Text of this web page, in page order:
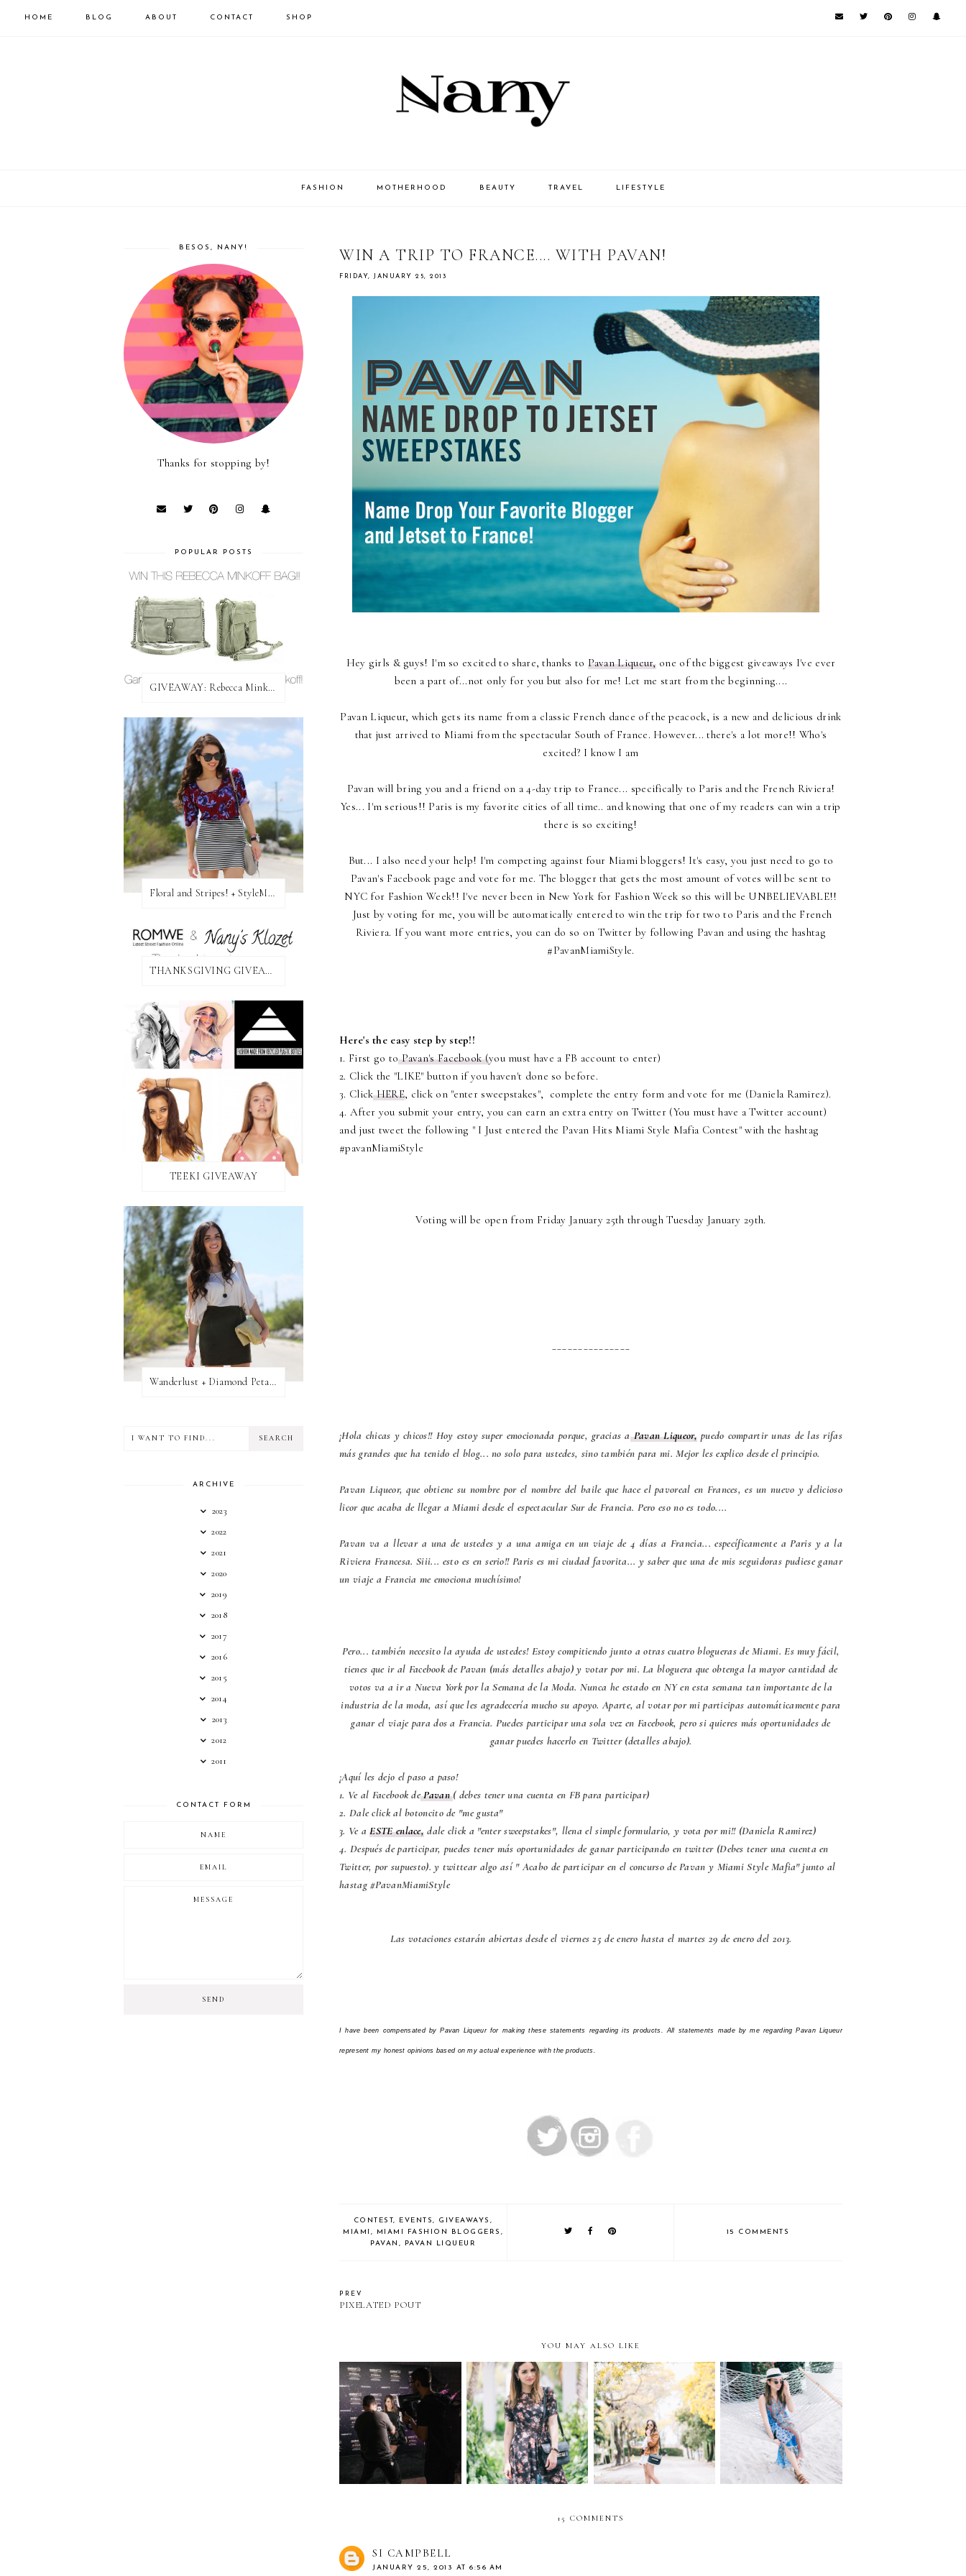
HOME BLOG ABOUT CONTACT SHOP
FASHION MOTHERHOOD BEAUTY TRAVEL LIFESTYLE
WIN A TRIP TO FRANCE.... WITH PAVAN!
FRIDAY, JANUARY 25, 2013
Hey girls & guys! I'm so excited to share, thanks to Pavan Liqueur,one of the biggest giveaways I've ever
been a part of...not only for you but also for me! Let me start from the beginning....
Pavan Liqueur, which gets its name from a classic French dance of the peacock, is a new and delicious drink
that just arrived to Miami from the spectacular South of France. However... there's a lot more!! Who's
excited? I know I am
Pavan will bring you and a friend on a 4-day trip to France... specifically to Paris and the French Riviera!
Yes... I'm serious!! Paris is my favorite cities of all time.. and knowing that one of my readers can win a trip
there is so exciting!
But... I also need your help! I'm competing against four Miami bloggers! It's easy, you just need to go to
Pavan's Facebook page and vote for me. The blogger that gets the most amount of votes will be sent to
NYC for Fashion Week!! I've never been in New York for Fashion Week so this will be UNBELIEVABLE!!
Just by voting for me, you will be automatically entered to win the trip for two to Paris and the French
Riviera. If you want more entries, you can do so on Twitter by following Pavan and using the hashtag
#PavanMiamiStyle.
Here's the easy step by step!!
1. First go toPavan's Facebook(you must have a FB account to enter)
2. Click the "LIKE" button if you haven't done so before.
3. ClickHERE, click on "enter sweepstakes", complete the entry form and vote for me (Daniela Ramirez).
4. After you submit your entry, you can earn an extra entry on Twitter (You must have a Twitter account)
and just tweet the following " I Just entered the Pavan Hits Miami Style Mafia Contest" with the hashtag
#pavanMiamiStyle
Voting will be open from Friday January 25th through Tuesday January 29th.
¡Hola chicas y chicos!! Hoy estoy super emocionada porque, gracias aPavan Liqueor,puedo compartir unas de las rifas
más grandes que ha tenido el blog... no solo para ustedes, sino también para mi. Mejor les explico desde el principio.
Pavan Liqueor, que obtiene su nombre por el nombre del baile que hace el pavoreal en Frances, es un nuevo y delicioso
licor que acaba de llegar a Miami desde el espectacular Sur de Francia. Pero eso no es todo....
Pavan va a llevar a una de ustedes y a una amiga en un viaje de 4 días a Francia... específicamente a Paris y a la
Riviera Francesa. Siii... esto es en serio!! Paris es mi ciudad favorita... y saber que una de mis seguidoras pudiese ganar
un viaje a Francia me emociona muchísimo!
Pero... también necesito la ayuda de ustedes! Estoy compitiendo junto a otras cuatro blogueras de Miami. Es muy fácil,
tienes que ir al Facebook de Pavan (más detalles abajo) y votar por mi. La bloguera que obtenga la mayor cantidad de
votos va a ir a Nueva York por la Semana de la Moda. Nunca he estado en NY en esta semana tan importante de la
industria de la moda, así que les agradecería mucho su apoyo. Aparte, al votar por mi participas automáticamente para
ganar el viaje para dos a Francia. Puedes participar una sola vez en Facebook, pero si quieres más oportunidades de
ganar puedes hacerlo en Twitter (detalles abajo).
¡Aquí les dejo el paso a paso!
1. Ve al Facebook dePavan( debes tener una cuenta en FB para participar)
2. Dale click al botoncito de "me gusta"
3. Ve aESTE enlace, dale click a "enter sweepstakes", llena el simple formulario, y vota por mi!! (Daniela Ramirez)
4. Después de participar, puedes tener más oportunidades de ganar participando en twitter (Debes tener una cuenta en
Twitter, por supuesto). y twittear algo así " Acabo de participar en el concurso de Pavan y Miami Style Mafia" junto al
hastag #PavanMiamiStyle
Las votaciones estarán abiertas desde el viernes 25 de enero hasta el martes 29 de enero del 2013.
I have been compensated by Pavan Liqueur for making these statements regarding its products. All statements made by me regarding Pavan Liqueur
represent my honest opinions based on my actual experience with the products.
CONTEST, EVENTS, GIVEAWAYS ,
MIAMI , MIAMI FASHION BLOGGERS ,
PAVAN , PAVAN LIQUEUR
15 COMMENTS
PREV
PIXELATED POUT
YOU MAY ALSO LIKE
Pitbull Performance…
with Pandora &
MetroPCS
Celebrating Beauty
with L’Oreal Paris and
Allure
Yellow flowers...
Miami Open...a Moet
Moment
15 COMMENTS
SI CAMPBELL
JANUARY 25, 2013 AT 6:56 AM
BESOS, NANY!
Thanks for stopping by!
POPULAR POSTS
GIVEAWAY: Rebecca Minkoff Bag!
Floral and Stripes! + StyleMint GIVEAWAY!
THANKSGIVING GIVEAWAY!
TEEKI GIVEAWAY
Wanderlust + Diamond Petal Giveaway
ARCHIVE
2023
2022
2021
2020
2019
2018
2017
2016
2015
2014
2013
2012
2011
CONTACT FORM